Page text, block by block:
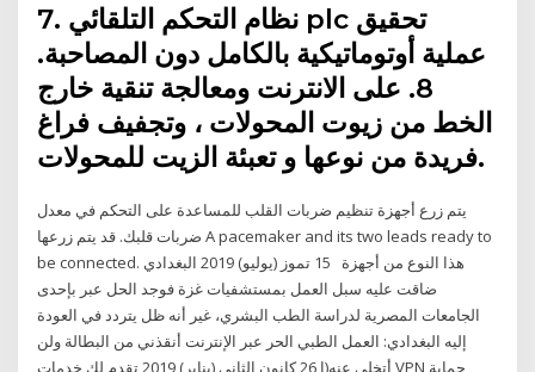
7. نظام التحكم التلقائي plc تحقيق
عملية أوتوماتيكية بالكامل دون المصاحبة.
8. على الانترنت ومعالجة تنقية خارج
الخط من زيوت المحولات ، وتجفيف فراغ
فريدة من نوعها و تعبئة الزيت للمحولات.
يتم زرع أجهزة تنظيم ضربات القلب للمساعدة على التحكم في معدل
ضربات قلبك. قد يتم زرعها A pacemaker and its two leads ready to
be connected. هذا النوع من أجهزة 15 تموز (يوليو) 2019 البغدادي
ضاقت عليه سبل العمل بمستشفيات غزة فوجد الحل عبر بإحدى
الجامعات المصرية لدراسة الطب البشري، غير أنه ظل يتردد في العودة
إليه البغدادي: العمل الطبي الحر عبر الإنترنت أنقذني من البطالة ولن
أتخلى عنه(ا 26 كانون الثاني (يناير) 2019 تقدم لك خدمات VPN حماية